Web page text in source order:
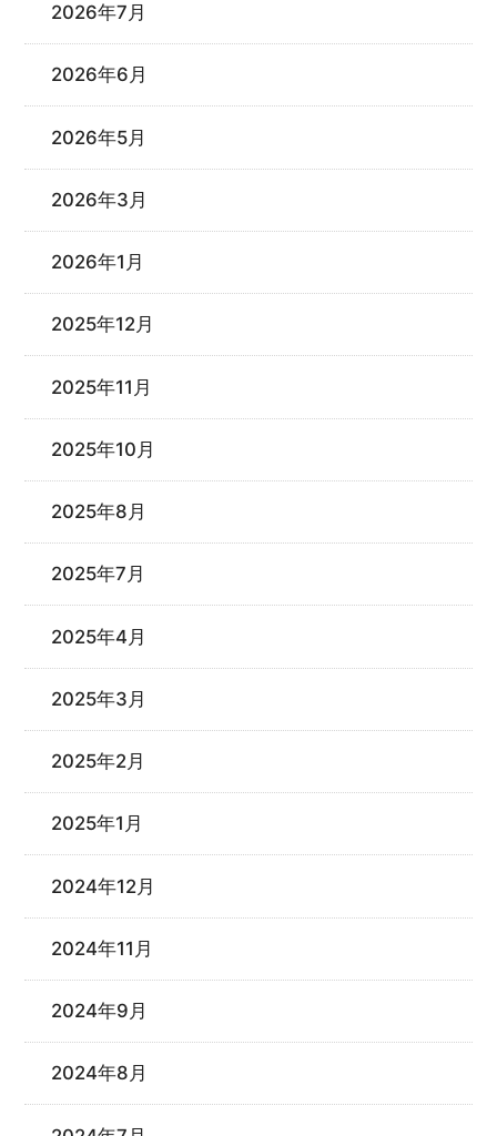
2026年7月
2026年6月
2026年5月
2026年3月
2026年1月
2025年12月
2025年11月
2025年10月
2025年8月
2025年7月
2025年4月
2025年3月
2025年2月
2025年1月
2024年12月
2024年11月
2024年9月
2024年8月